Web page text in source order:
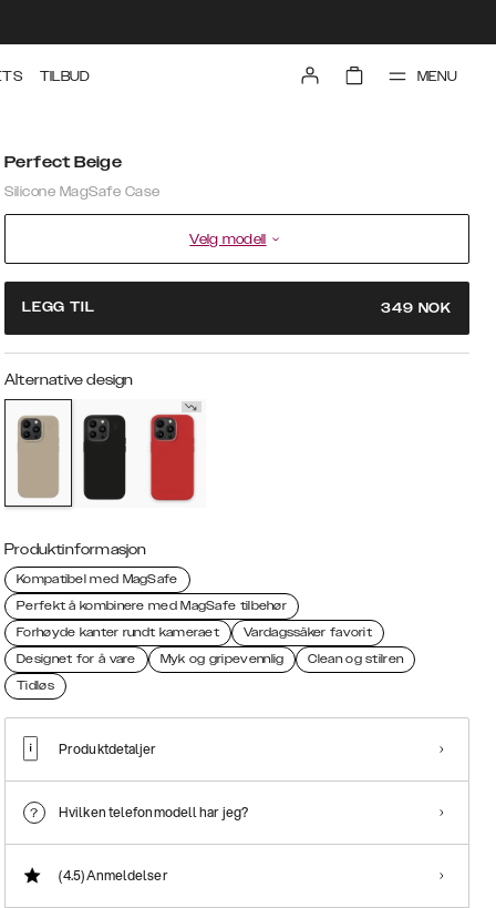
TILBUD MENU
Perfect Beige
Silicone MagSafe Case
Velg modell
LEGG TIL 349 NOK
Alternative design
Produktinformasjon
Kompatibel med MagSafe
Perfekt å kombinere med MagSafe tilbehør
Forhøyde kanter rundt kameraet
Vardagssäker favorit
Designet for å vare
Myk og gripevennlig
Clean og stilren
Tidløs
Produktdetaljer
Hvilken telefonmodell har jeg?
(4.5)Anmeldelser